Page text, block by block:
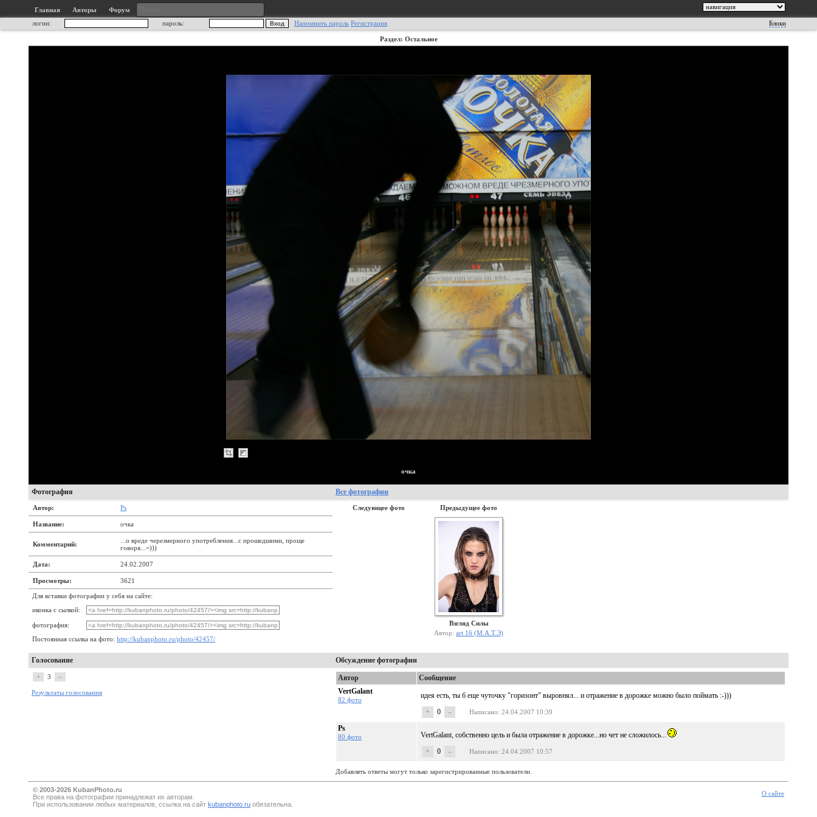
Главная Авторы
Форум
логин:
пароль: Напомнить пароль Регистрация Блоки
Раздел: Остальное
очка
Фотография Все фотографии
Автор: Ps
Название: очка
Комментарий:
...о вреде черезмерного употребления...с прошедшими, проще
говоря...=)))
Дата: 24.02.2007
Просмотры: 3621
Для вставки фотографии у себя на сайте:
иконка с сылкой:
фотография:
Постоянная ссылка на фото: http://kubanphoto.ru/photo/42457/
Следующее фото Предыдущее фото
Взгляд Силы
Автор: art 16 (М.А.Т.Э)
Голосование Обсуждение фотографии
+ 3 –
Результаты голосования
Автор
Сообщение
VertGalant
82 фото
идея есть, ты б еще чуточку "горизонт" выровнял... и отражение в дорожке можно было поймать :-)))
+
0 – Написано: 24.04.2007 10:39
Ps
80 фото
VertGalant, собственно цель и была отражение в дорожке...но чет не сложилось...
+
0 – Написано: 24.04.2007 10:57
Добавлять ответы могут только зарегистрированные пользователи.
© 2003-2026 KubanPhoto.ru
Все прaва на фотографии принадлежат их авторам.
При использовании любых материалов, ссылка на сайт kubanphoto.ru обязательна.
О сайте